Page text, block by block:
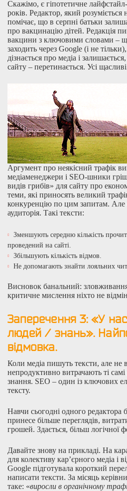
Скажімо, є гіпотетичне
років. Редактор, який розуміється
помічає, що в серпні батьки
про вакцинацію дітей. Редакція
вакцини з ключовими словами –
заходить через Google (і не
дізнається про медіа і
сайту – перетинається. Усі
Аргумент про неякісний трафік
медіаменеджери і SEO-шники
видів грибів» для сайту про
теми, які приносять великий
конкуренцію по цим запитам. Але
аудиторія. Такі тексти:
Зменшують середню кількість
проведений на сайті.
Збільшують кількість відмов.
Не допомагають знайти лояльних
Висновок банальний:
критичне мислення ніхто не
Заперечення 3: «У
людей / знань».
відмовка.
Коли медіа пишуть тексти, але не
непродуктивно витрачають ті
знання. SEO – один із ключових
тексту.
Навчи сьогодні одного редактора
принесе більше переглядів,
грошей. Здається, більш логічної
Давайте знову на прикладі. На
для колективу кар’єрного медіа і
Google підготувала короткий
написати тексти. За місяць
таке: «виросли в органічному